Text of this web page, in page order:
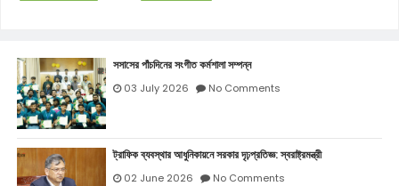
সসাসের পাঁচদিনের সংগীত কর্মশালা সম্পন্ন
03 July 2026 No Comments
ট্রাফিক ব্যবস্থার আধুনিকায়নে সরকার দৃঢ়প্রতিজ্ঞ: স্বরাষ্ট্রমন্ত্রী
02 June 2026 No Comments